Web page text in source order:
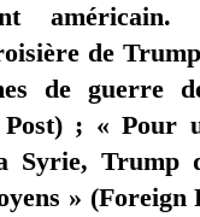
de
de guerre
Post) ; « Pour
Syrie, Trump
» (Foreign